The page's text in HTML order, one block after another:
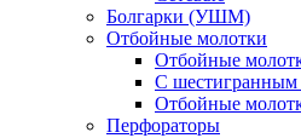
Болгарки (УШМ)
Отбойные молотки
Отбойные
С шестигранным
Отбойные
Перфораторы